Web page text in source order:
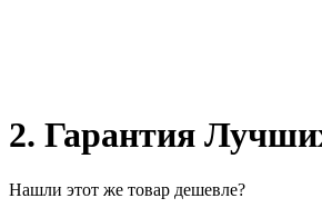
2. Гарантия
Нашли этот же товар дешевле?